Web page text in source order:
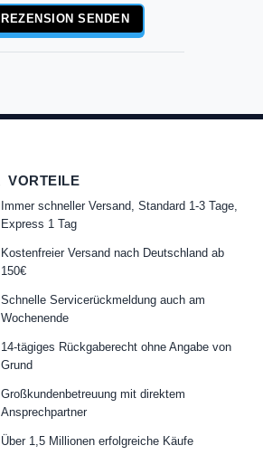
REZENSION SENDEN
VORTEILE
Immer schneller Versand, Standard 1-3 Tage,
Express 1 Tag
Kostenfreier Versand nach Deutschland ab
150€
Schnelle Servicerückmeldung auch am
Wochenende
14-tägiges Rückgaberecht ohne Angabe von
Grund
Großkundenbetreuung mit direktem
Ansprechpartner
Über 1,5 Millionen erfolgreiche Käufe